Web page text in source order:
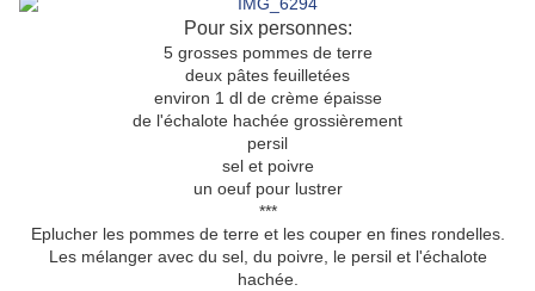
Pour six personnes:
5 grosses pommes de terre
deux pâtes feuilletées
environ 1 dl de crème épaisse
de l'échalote hachée grossièrement
persil
sel et poivre
un oeuf pour lustrer
***
Eplucher les pommes de terre et les couper en fines rondelles.
Les mélanger avec du sel, du poivre, le persil et l'échalote
hachée.